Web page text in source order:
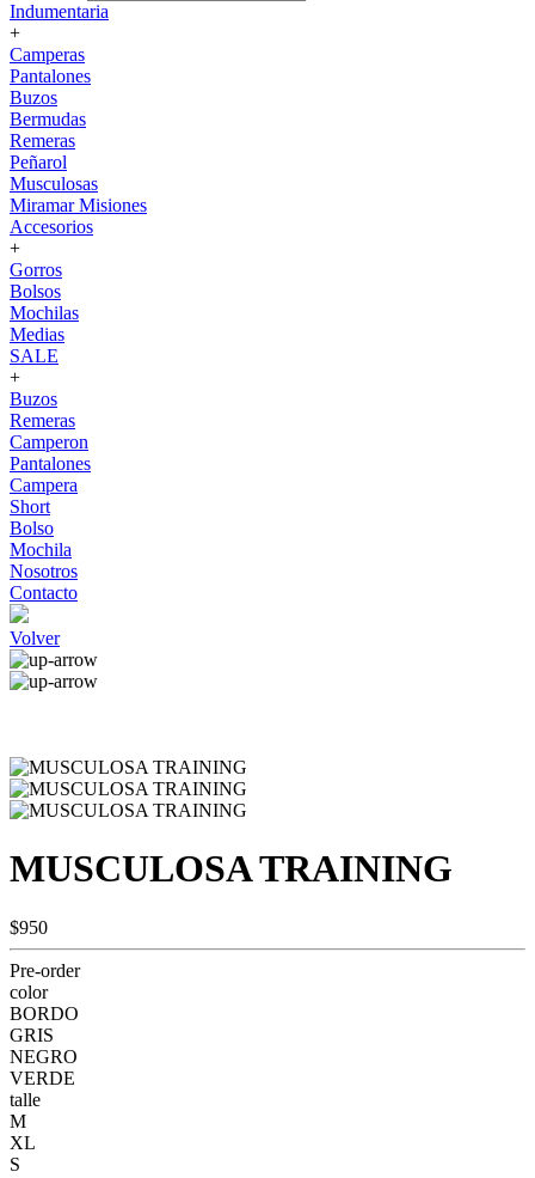
Indumentaria
+
Camperas
Pantalones
Buzos
Bermudas
Remeras
Peñarol
Musculosas
Miramar Misiones
Accesorios
+
Gorros
Bolsos
Mochilas
Medias
SALE
+
Buzos
Remeras
Camperon
Pantalones
Campera
Short
Bolso
Mochila
Nosotros
Contacto
Volver
MUSCULOSA TRAINING
$950
Pre-order
color
BORDO
GRIS
NEGRO
VERDE
talle
M
XL
S